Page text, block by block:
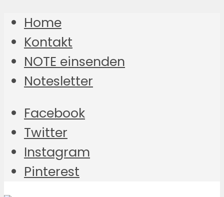
Home
Kontakt
NOTE einsenden
Notesletter
Facebook
Twitter
Instagram
Pinterest